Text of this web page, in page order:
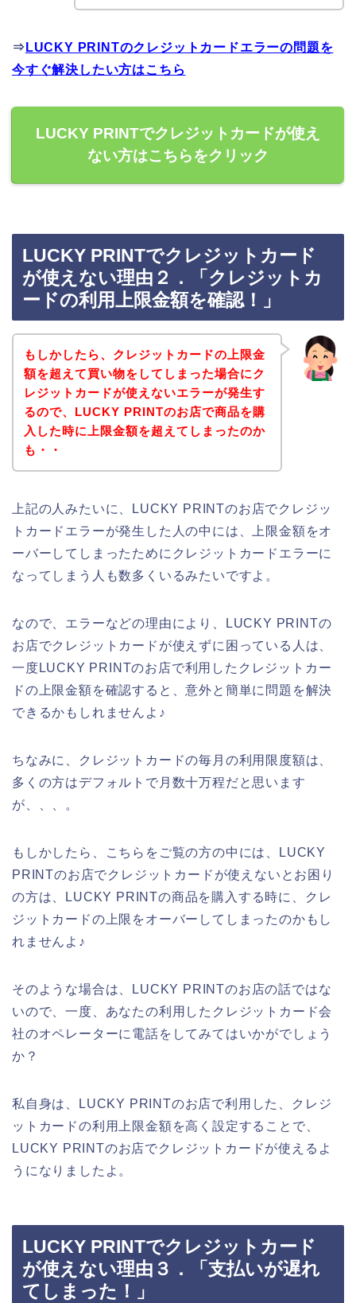
⇒ LUCKY PRINTのクレジットカードエラーの問題を
今すぐ解決したい方はこちら
LUCKY PRINTでクレジットカードが使え
ない方はこちらをクリック
LUCKY PRINTでクレジットカード
が使えない理由２．「クレジットカ
ードの利用上限金額を確認！」
もしかしたら、クレジットカードの上限金
額を超えて買い物をしてしまった場合にク
レジットカードが使えないエラーが発生す
るので、LUCKY PRINTのお店で商品を購
入した時に上限金額を超えてしまったのか
も・・
上記の人みたいに、LUCKY PRINTのお店でクレジッ
トカードエラーが発生した人の中には、上限金額をオ
ーバーしてしまったためにクレジットカードエラーに
なってしまう人も数多くいるみたいですよ。
なので、エラーなどの理由により、LUCKY PRINTの
お店でクレジットカードが使えずに困っている人は、
一度LUCKY PRINTのお店で利用したクレジットカー
ドの上限金額を確認すると、意外と簡単に問題を解決
できるかもしれませんよ♪
ちなみに、クレジットカードの毎月の利用限度額は、
多くの方はデフォルトで月数十万程だと思います
が、、、。
もしかしたら、こちらをご覧の方の中には、LUCKY
PRINTのお店でクレジットカードが使えないとお困り
の方は、LUCKY PRINTの商品を購入する時に、クレ
ジットカードの上限をオーバーしてしまったのかもし
れませんよ♪
そのような場合は、LUCKY PRINTのお店の話ではな
いので、一度、あなたの利用したクレジットカード会
社のオペレーターに電話をしてみてはいかがでしょう
か？
私自身は、LUCKY PRINTのお店で利用した、クレジ
ットカードの利用上限金額を高く設定することで、
LUCKY PRINTのお店でクレジットカードが使えるよ
うになりましたよ。
LUCKY PRINTでクレジットカード
が使えない理由３．「支払いが遅れ
てしまった！」